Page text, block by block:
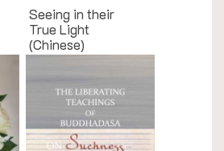
Seeing in their
True Light
(Chinese)